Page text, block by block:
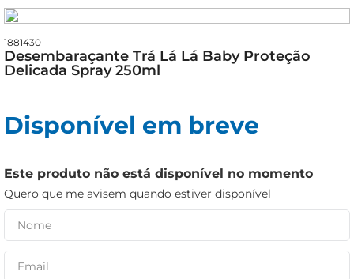
1881430
Desembaraçante Trá Lá Lá Baby Proteção
Delicada Spray 250ml
Disponível em breve
Este produto não está disponível no momento
Quero que me avisem quando estiver disponível
arroz
iogurte
papel higiênico
cerveja